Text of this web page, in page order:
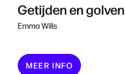
Getijden en golven
Emma Wills
MEER INFO